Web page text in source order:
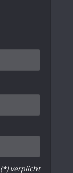
(*) verplicht